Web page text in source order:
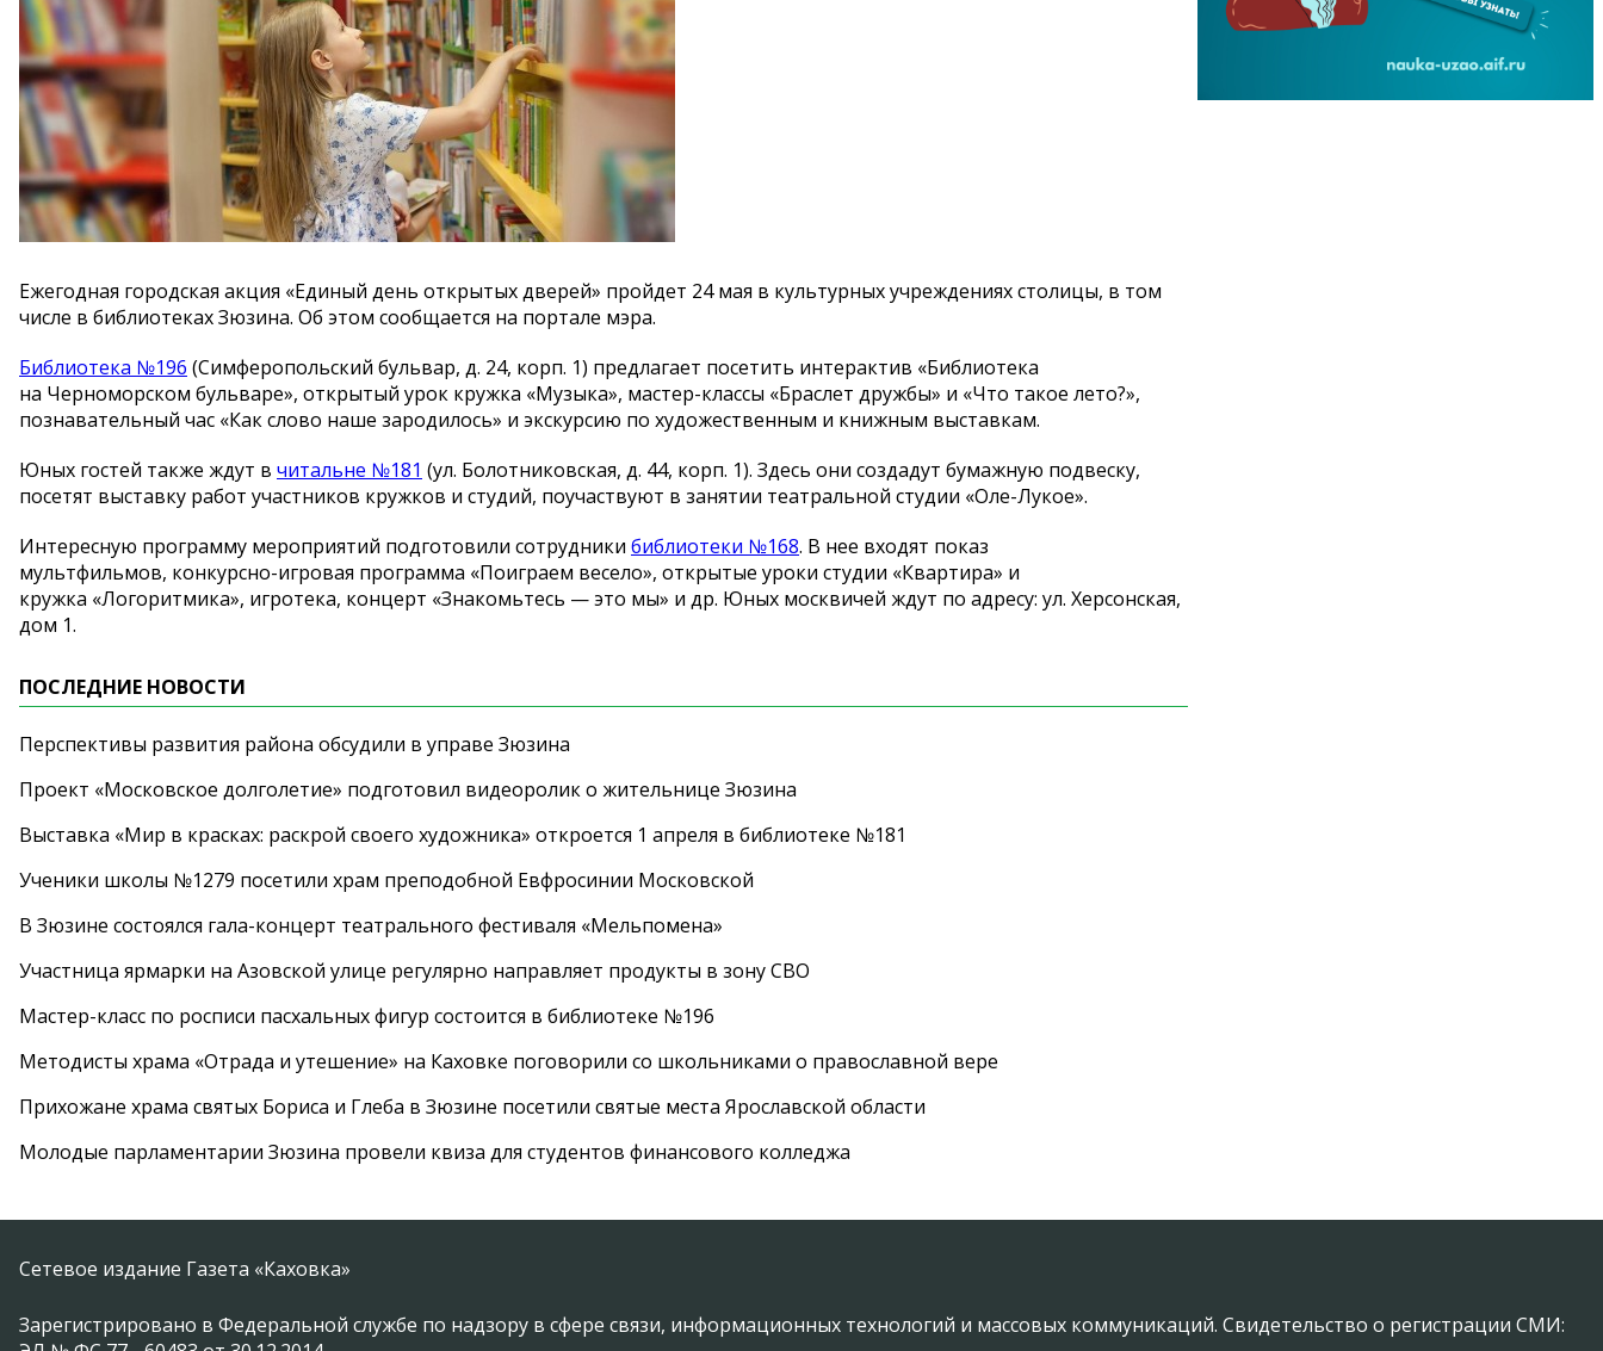
Ежегодная городская акция «Единый день открытых дверей» пройдет 24 мая в культурных учреждениях столицы, в том
числе в библиотеках Зюзина. Об этом сообщается на портале мэра.
Библиотека №196 (Симферопольский бульвар, д. 24, корп. 1) предлагает посетить интерактив «Библиотека
на Черноморском бульваре», открытый урок кружка «Музыка», мастер-классы «Браслет дружбы» и «Что такое лето?»,
познавательный час «Как слово наше зародилось» и экскурсию по художественным и книжным выставкам.
Юных гостей также ждут в читальне №181 (ул. Болотниковская, д. 44, корп. 1). Здесь они создадут бумажную подвеску,
посетят выставку работ участников кружков и студий, поучаствуют в занятии театральной студии «Оле-Лукое».
Интересную программу мероприятий подготовили сотрудники библиотеки №168. В нее входят показ
мультфильмов, конкурсно-игровая программа «Поиграем весело», открытые уроки студии «Квартира» и
кружка «Логоритмика», игротека, концерт «Знакомьтесь — это мы» и др. Юных москвичей ждут по адресу: ул. Херсонская,
дом 1.
ПОСЛЕДНИЕ НОВОСТИ
Перспективы развития района обсудили в управе Зюзина
Проект «Московское долголетие» подготовил видеоролик о жительнице Зюзина
Выставка «Мир в красках: раскрой своего художника» откроется 1 апреля в библиотеке №181
Ученики школы №1279 посетили храм преподобной Евфросинии Московской
В Зюзине состоялся гала-концерт театрального фестиваля «Мельпомена»
Участница ярмарки на Азовской улице регулярно направляет продукты в зону СВО
Мастер-класс по росписи пасхальных фигур состоится в библиотеке №196
Методисты храма «Отрада и утешение» на Каховке поговорили со школьниками о православной вере
Прихожане храма святых Бориса и Глеба в Зюзине посетили святые места Ярославской области
Молодые парламентарии Зюзина провели квиза для студентов финансового колледжа
Сетевое издание Газета «Каховка»
Зарегистрировано в Федеральной службе по надзору в сфере связи, информационных технологий и массовых коммуникаций. Свидетельство о регистрации СМИ: